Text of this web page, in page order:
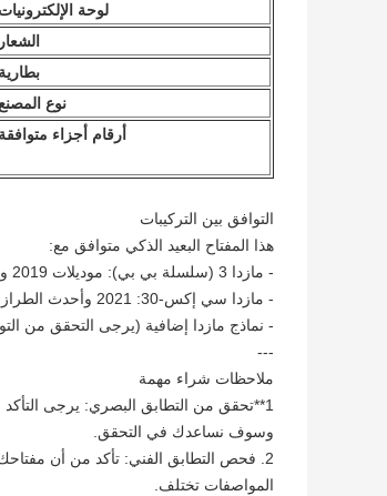
لوحة الإلكترونيات
الشعار
بطارية
نوع
أرقام أجزاء متوافقة
التوافق بين التركيبات
هذا المفتاح البعيد الذكي متوافق مع:
- مازدا 3 (سلسلة بي بي): موديلات 2019 وأحدث
- مازدا سي إكس-30: 2021 وأحدث الطرازات
- نماذج مازدا إضافية (يرجى التحقق من
---
ملاحظات شراء مهمة
1**تحقق من التطابق البصري: يرجى
وسوف نساعدك في التحقق.
المواصفات تختلف.